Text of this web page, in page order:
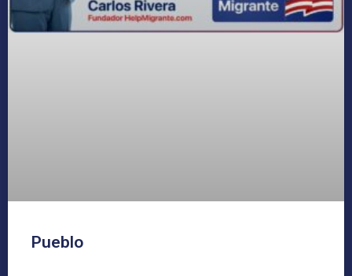
Pueblo